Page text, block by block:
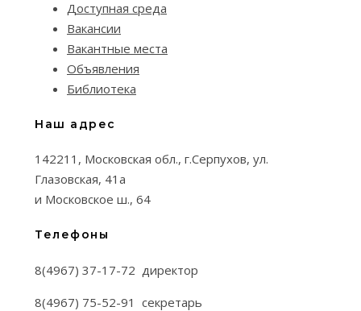
Доступная среда
Вакансии
Вакантные места
Объявления
Библиотека
Наш адрес
142211, Московская обл., г.Серпухов, ул.
Глазовская, 41а
и Московское ш., 64
Телефоны
8(4967) 37-17-72 директор
8(4967) 75-52-91 секретарь